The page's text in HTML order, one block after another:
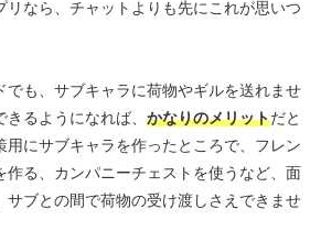
リなら、チャットよりも先にこれが思いつ
でも、サブキャラに荷物やギルを送れませ
るようになれば、 かなりのメリットだと
用にサブキャラを作ったところで、フレン
作る、カンパニーチェストを使うなど、面
サブとの間で荷物の受け渡しさえできませ